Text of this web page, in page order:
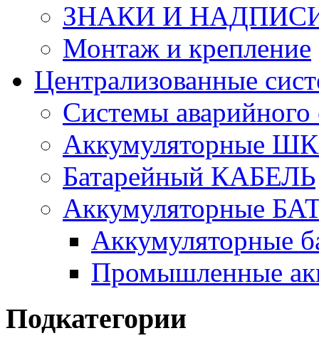
ЗНАКИ И
Монтаж и крепление
Централизованные
Системы
Аккумуляторные
Батарейный КАБЕЛЬ
Аккумуляторные
Аккумуляторные
Промышленные
Подкатегории